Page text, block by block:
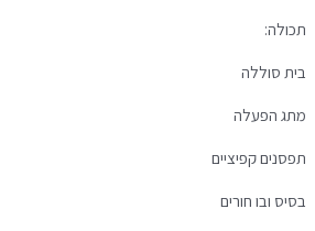
תכולה:
בית סוללה
מתג הפעלה
תפסנים קפיציים
בסיס ובו חורים